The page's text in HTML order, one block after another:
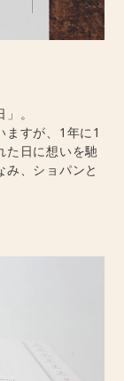
。
ますが、1年に1
た日に想いを馳
、ショパンと